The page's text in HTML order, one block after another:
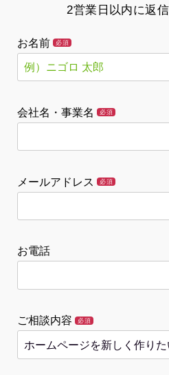
2営業日以内に返
お名前 必須
会社名・事業名 必須
メールアドレス 必須
お電話
ご相談内容 必須